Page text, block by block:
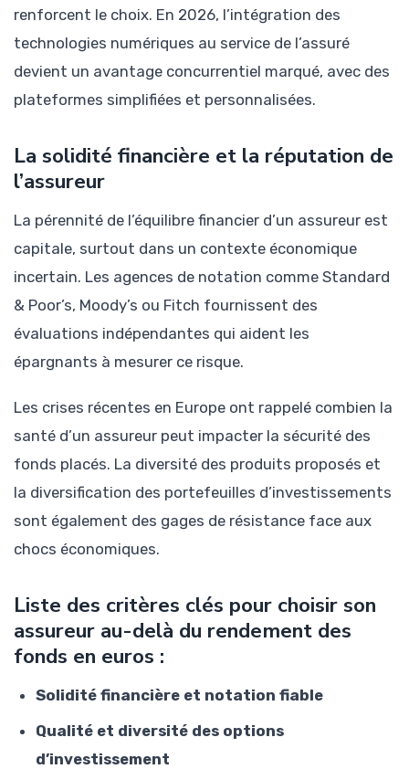
renforcent le choix. En 2026, l’intégration des
technologies numériques au service de l’assuré
devient un avantage concurrentiel marqué, avec des
plateformes simplifiées et personnalisées.
La solidité financière et la réputation de
l’assureur
La pérennité de l’équilibre financier d’un assureur est
capitale, surtout dans un contexte économique
incertain. Les agences de notation comme Standard
& Poor’s, Moody’s ou Fitch fournissent des
évaluations indépendantes qui aident les
épargnants à mesurer ce risque.
Les crises récentes en Europe ont rappelé combien la
santé d’un assureur peut impacter la sécurité des
fonds placés. La diversité des produits proposés et
la diversification des portefeuilles d’investissements
sont également des gages de résistance face aux
chocs économiques.
Liste des critères clés pour choisir son
assureur au-delà du rendement des
fonds en euros :
Solidité financière et notation fiable
Qualité et diversité des options
d’investissement